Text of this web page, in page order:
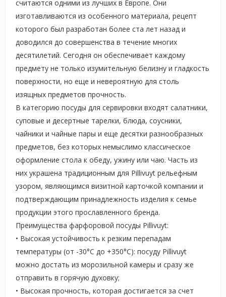
считаются одними из лучших в Европе. Они
изготавливаются из особенного материала, рецепт
которого был разработан более ста лет назад и
доводился до совершенства в течение многих
десятилетий. Сегодня он обеспечивает каждому
предмету не только изумительную белизну и гладкость
поверхности, но еще и невероятную для столь
изящных предметов прочность.
В категорию посуды для сервировки входят салатники,
суповые и десертные тарелки, блюда, соусники,
чайники и чайные пары и еще десятки разнообразных
предметов, без которых немыслимо классическое
оформление стола к обеду, ужину или чаю. Часть из
них украшена традиционным для Pillivuyt рельефным
узором, являющимся визитной карточкой компании и
подтверждающим принадлежность изделия к семье
продукции этого прославленного бренда.
Преимущества фарфоровой посуды Pillivuyt:
• Высокая устойчивость к резким перепадам
температуры (от -30°С до +350°С): посуду Pillivuyt
можно достать из морозильной камеры и сразу же
отправить в горячую духовку;
• Высокая прочность, которая достигается за счет